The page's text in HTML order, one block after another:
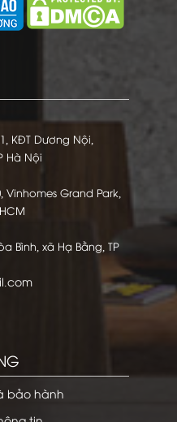
KĐT Dương Nội,
Hà Nội
Vinhomes Grand Park,
Bình, xã Hạ Bằng, TP
bảo hành